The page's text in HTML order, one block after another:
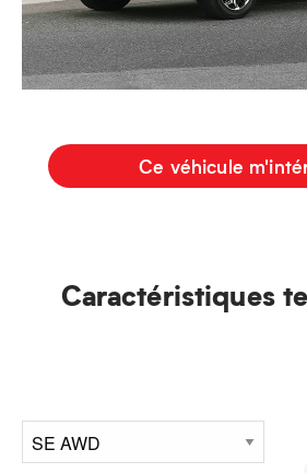
Ce véhicule
Caractéristiques